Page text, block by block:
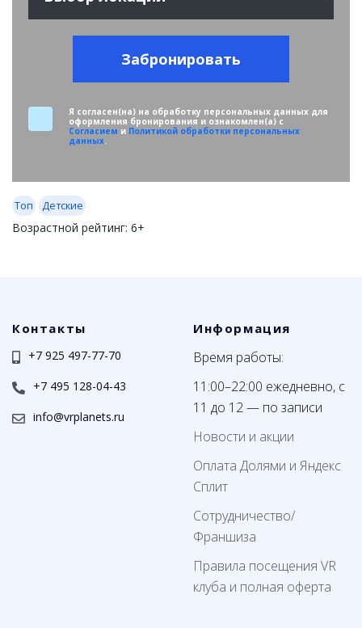
Забронировать
Я согласен(на) на обработку персональных данных для
оформления бронирования и ознакомлен(а) с
Согласием и Политикой обработки персональных
данных.
Топ Детские
Возрастной рейтинг: 6+
Контакты
+7 925 497-77-70
+7 495 128-04-43
info@vrplanets.ru
Информация
Время работы:
11:00–22:00 ежедневно, с
11 до 12 — по записи
Новости и акции
Оплата Долями и Яндекс
Сплит
Сотрудничество/
Франшиза
Правила посещения VR
клуба и полная оферта